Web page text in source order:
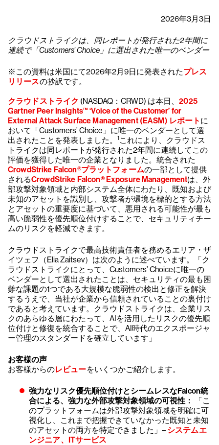
2026年3月3日
クラウドストライクは、同レポートが発行された2年間に
連続で「Customers’ Choice」に選出された唯一のベンダー
※この資料は米国にて2026年2月9日に発表されたプレス
リリースの抄訳です。
クラウドストライク (NASDAQ：CRWD) は本日、2025
Gartner Peer Insights™ ‘Voice of the Customer’ for
External Attack Surface Management (EASM) レポート に
おいて「Customers’ Choice」に唯一のベンダーとして選
出されたことを発表しました。
1これにより、クラウドス
トライクは同レポートが発行された2年間に連続してこの
評価を獲得した唯一の企業となりました。統合された
CrowdStrike Falcon®プラットフォームの一部として提供
されるCrowdStrike Falcon® Exposure Managementは、外
部攻撃対象領域と内部システム全体にわたり、既知および
未知のアセットを識別し、攻撃者が環境を標的とする方法
とアセットの重要度に基づいて、悪用される可能性が最も
高い脆弱性を優先順位付けすることで、セキュリティチー
ムのリスクを軽減できます。
クラウドストライクで最高技術責任者を務めるエリア・ザ
イツェフ（Elia Zaitsev）は次のように述べています。「ク
ラウドストライクにとって、Customers’ Choiceに唯一の
ベンダーとして選出されたことは、セキュリティの最も困
難な課題の1つである大規模な脆弱性の検出と修正を解決
するうえで、当社が企業から信頼されていることの裏付け
であると考えています。クラウドストライクは、企業リス
クのあらゆる層にわたって、AIを活用したリスクの優先順
位付けと修復を統合することで、AI時代のエクスポージャ
ー管理のスタンダードを確立しています」
お客様の声
お客様からのレビューをいくつかご紹介します。
強力なリスク優先順位付けとシームレスなFalcon統
合による、強力な外部攻撃対象領域の可視性：
「こ
のプラットフォームは外部攻撃対象領域を明確に可
視化し、これまで把握できていなかった既知と未知
のアセットの両方を特定できました」– システムエ
ンジニア、ITサービス